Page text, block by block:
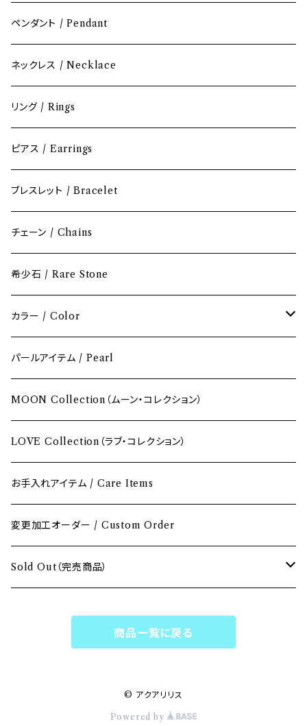
ペンダント / Pendant
ネックレス / Necklace
リング / Rings
ピアス / Earrings
ブレスレット / Bracelet
チェーン / Chains
希少石 / Rare Stone
カラー / Color
レッド / Red
ピンク / Pink
イエロー / Yellow
オレンジ / Orange
グリーン / Green
ブルー / Blue
ホワイト & クリア / White & Clear
マルチカラー / Multi Color
パールアイテム / Pearl
MOON Collection（ムーン・コレクション）
LOVE Collection（ラブ・コレクション）
お手入れアイテム / Care Items
変更加工オーダー / Custom Order
Sold Out（完売商品）
Sold Outブレスレット
Sold Outピアス・イヤリング
商品一覧に戻る
© アクアリリス
Powered by